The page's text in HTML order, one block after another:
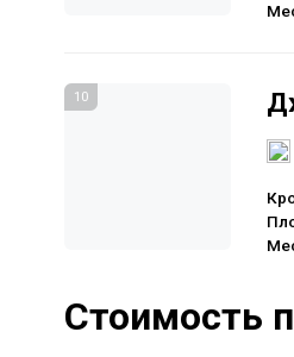
10
Стоимость